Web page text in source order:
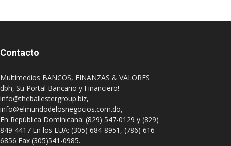
Contacto
Multimedios BANCOS, FINANZAS & VALORES
dbh, Su Portal Bancario y Financiero!
info@theballestergroup.biz,
info@elmundodelosnegocios.com.do,
En República Dominicana: (829) 547-0129 y (829)
849-4417 En los EUA: (305) 684-8951, (786) 616-
6856 Fax (305)541-0985.